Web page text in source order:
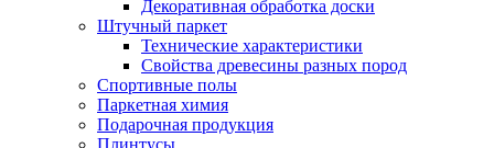
Декоративная обработка доски
Штучный паркет
Технические характеристики
Свойства древесины разных пород
Спортивные полы
Паркетная химия
Подарочная продукция
Плинтусы